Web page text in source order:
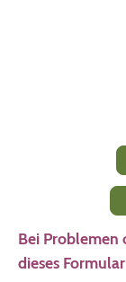
Bei Problemen
dieses Formular